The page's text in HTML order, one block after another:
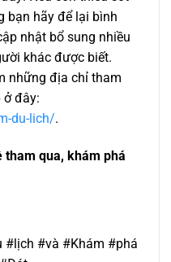
bạn hãy để lại bình
nhật bổ sung nhiều
khác được biết.
những địa chỉ tham
ở đây:
du-lich/.
qua, khám phá
#và #Khám #phá